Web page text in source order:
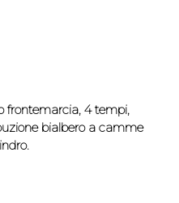
frontemarcia, 4 tempi,
bialbero a camme